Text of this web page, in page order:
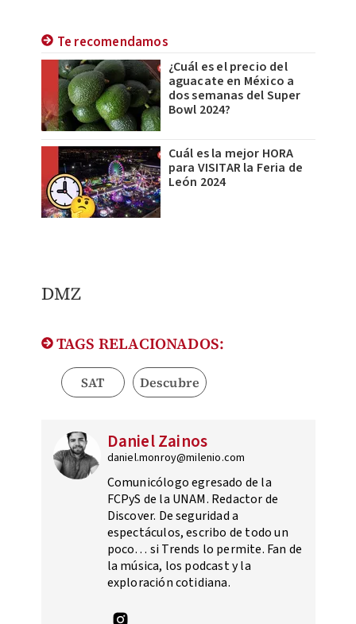
Te recomendamos
¿Cuál es el precio del
aguacate en México a
dos semanas del Super
Bowl 2024?
Cuál es la mejor HORA
para VISITAR la Feria de
León 2024
DMZ
TAGS RELACIONADOS:
SAT Descubre
Daniel Zainos
daniel.monroy@milenio.com
Comunicólogo egresado de la
FCPyS de la UNAM. Redactor de
Discover. De seguridad a
espectáculos, escribo de todo un
poco… si Trends lo permite. Fan de
la música, los podcast y la
exploración cotidiana.